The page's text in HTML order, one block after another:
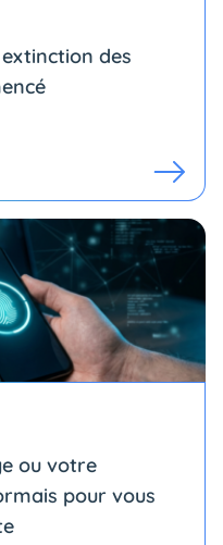
extinction des
ou votre
pour vous